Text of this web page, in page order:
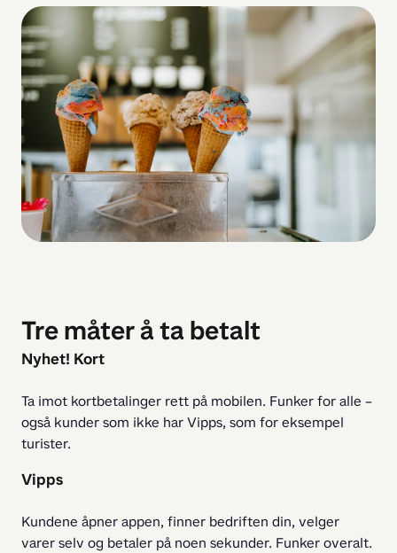
Tre måter å ta betalt
Nyhet! Kort
Ta imot kortbetalinger rett på mobilen. Funker for alle –
også kunder som ikke har Vipps, som for eksempel
turister.
Vipps
Kundene åpner appen, finner bedriften din, velger
varer selv og betaler på noen sekunder. Funker overalt.